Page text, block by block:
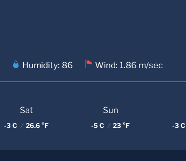
Humidity: 86 Wind: 1.86 m/sec
Sat
-3 C / 26.6 °F
Sun
-5 C / 23 °F -3 C